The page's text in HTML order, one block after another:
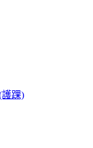
護踝)